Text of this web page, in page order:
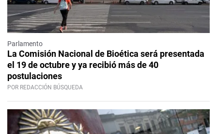
Parlamento
La Comisión Nacional de Bioética será presentada
el 19 de octubre y ya recibió más de 40
postulaciones
POR REDACCIÓN BÚSQUEDA